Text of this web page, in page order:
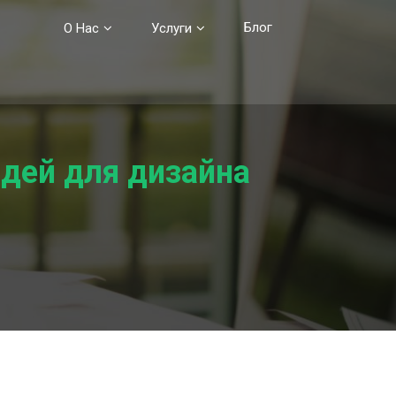
О Нас Услуги Блог
для дизайна